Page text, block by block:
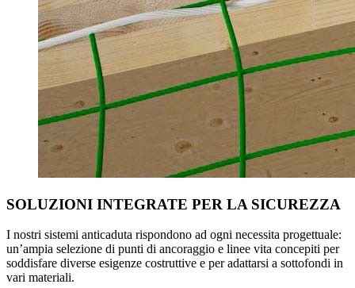
SOLUZIONI INTEGRATE PER LA SICUREZZA
I nostri sistemi anticaduta rispondono ad ogni necessita progettuale:
un’ampia selezione di punti di ancoraggio e linee vita concepiti per
soddisfare diverse esigenze costruttive e per adattarsi a sottofondi in
vari materiali.